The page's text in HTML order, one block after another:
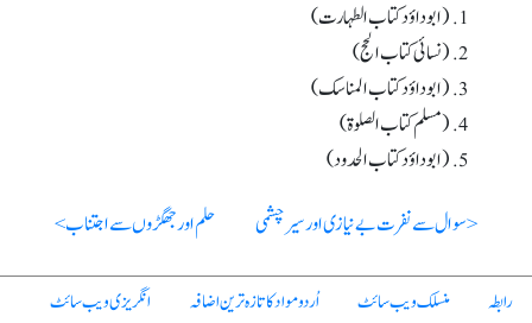
(ابوداؤد کتاب الطہارت)
(نسائی کتاب الحج)
(ابوداؤد کتاب المناسک)
(مسلم کتاب الصلوۃ)
(ابوداؤد کتاب الحدود)
< سوال سے نفرت بے نیازی اور سیر چشمی
حلم اور جھگڑوں سے اجتناب >
رابطہ منسلک ویب سائٹ اُردو مواد کا تازہ ترین اضافہ انگریزی ویب سائٹ